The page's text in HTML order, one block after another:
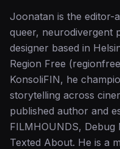
Joonatan is the editor-
queer, neurodivergent
designer based in
Region Free
KonsoliFIN, he
storytelling across
published author and
FILMHOUNDS, Debug
Texted About. He is a